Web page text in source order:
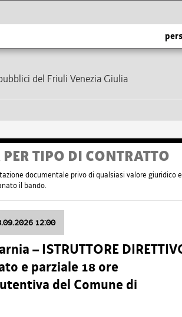
del Friuli Venezia Giulia
TIPO DI CONTRATTO
documentale privo di qualsiasi valore giuridico
il bando.
12:00
– ISTRUTTORE
e parziale 18 ore
del Comune di